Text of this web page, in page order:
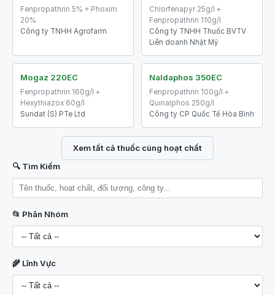
Fenpropathrin 5% + Phoxim
20%
Công ty TNHH Agrofarm
Chlorfenapyr 25g/l +
Fenpropathrin 110g/l
Công ty TNHH Thuốc BVTV
Liên doanh Nhật Mỹ
Mogaz 220EC
Fenpropathrin 160g/l +
Hexythiazox 60g/l
Sundat (S) PTe Ltd
Naldaphos 350EC
Fenpropathrin 100g/l +
Quinalphos 250g/l
Công ty CP Quốc Tế Hòa Bình
Xem tất cả thuốc cùng hoạt chất
🔍 Tìm Kiếm
📂 Phân Nhóm
🌾 Lĩnh Vực